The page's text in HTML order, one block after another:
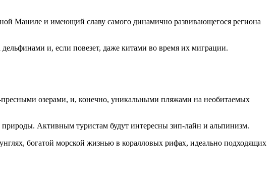
Маниле и имеющий славу самого динамично развивающегося региона
и, если повезет, даже китами во время их миграции.
озерами, и, конечно, уникальными пляжами на необитаемых
Активным туристам будут интересны зип-лайн и альпинизм.
богатой морской жизнью в коралловых рифах, идеально подходящих